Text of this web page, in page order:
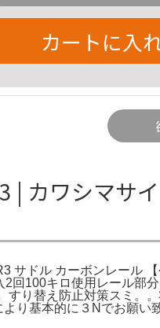
カートに入
| カワシマサ
サドル カーボンレール
回100キロ使用レール部
り替え防止対策スミ。
り基本的に３Nでお願い